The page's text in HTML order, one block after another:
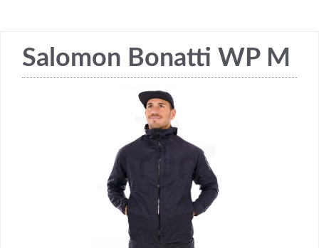
Salomon Bonatti WP M